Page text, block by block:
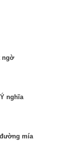
ngờ
nghĩa
mía